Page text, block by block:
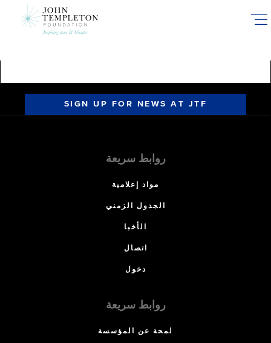
SIGN UP FOR NEWS AT JTF
روابط سريعة
مواد إعلامية
الجدول الزمني
الأخبا
اتصال
دخول
روابط سريعة
لمحة عن المؤسسة